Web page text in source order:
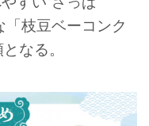
「枝豆ベーコンク
なる。